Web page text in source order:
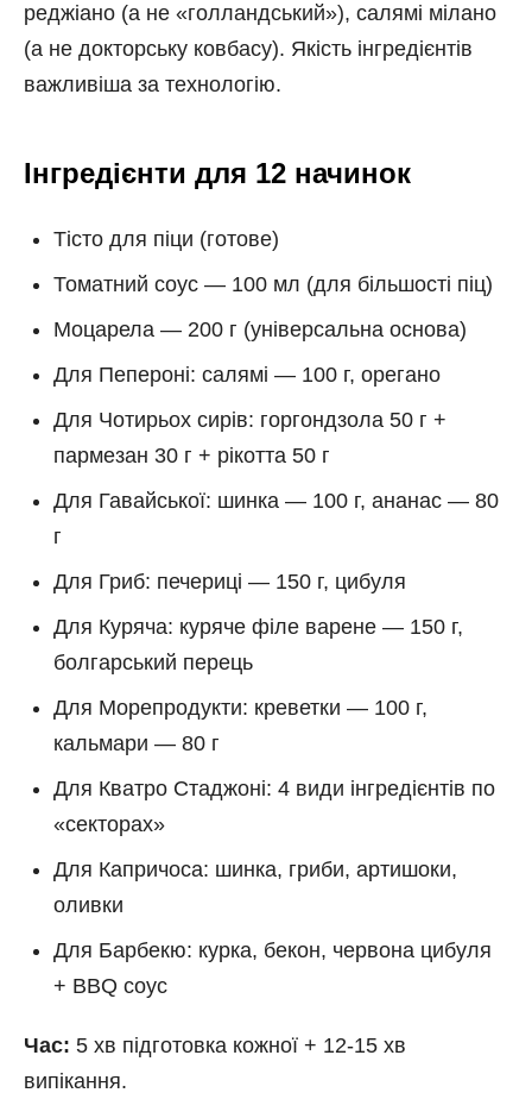
реджіано (а не «голландський»), салямі мілано
(а не докторську ковбасу). Якість інгредієнтів
важливіша за технологію.
Інгредієнти для 12 начинок
Тісто для піци (готове)
Томатний соус — 100 мл (для більшості піц)
Моцарела — 200 г (універсальна основа)
Для Пепероні: салямі — 100 г, орегано
Для Чотирьох сирів: горгондзола 50 г +
пармезан 30 г + рікотта 50 г
Для Гавайської: шинка — 100 г, ананас — 80
г
Для Гриб: печериці — 150 г, цибуля
Для Куряча: куряче філе варене — 150 г,
болгарський перець
Для Морепродукти: креветки — 100 г,
кальмари — 80 г
Для Кватро Стаджоні: 4 види інгредієнтів по
«секторах»
Для Капричоса: шинка, гриби, артишоки,
оливки
Для Барбекю: курка, бекон, червона цибуля
+ BBQ соус
Час: 5 хв підготовка кожної + 12-15 хв
випікання.